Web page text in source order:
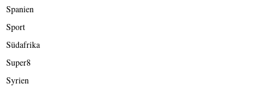
Spanien
Sport
Südafrika
Super8
Syrien